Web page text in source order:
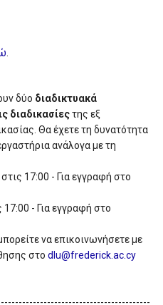
.
δύο διαδικτυακά
διαδικασίεςτης εξ
Θα έχετε τη δυνατότητα
ανάλογα με τη
στις 17:00 - Για εγγραφή στο
17:00 - Για εγγραφή στο
να επικοινωνήσετε με
στο dlu@frederick.ac.cy